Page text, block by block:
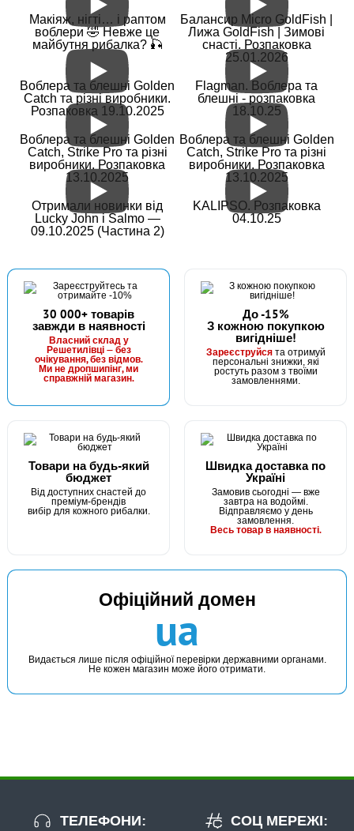
Макіяж, нігті… і раптом
воблери 🤣 Невже це
майбутня рибалка? 🎣
Балансир Micro GoldFish |
Лижа GoldFish | Зимові
снасті. Розпаковка
25.01.2026
Воблера та блешні Golden
Catch та різні виробники.
Розпаковка 19.10.2025
Flagman. Воблера та
блешні - розпаковка
18.10.25
Воблера та блешні Golden
Catch, Strike Pro та різні
виробники. Розпаковка
13.10.2025
Воблера та блешні Golden
Catch, Strike Pro та різні
виробники. Розпаковка
13.10.2025
Отримали новинки від
Lucky John і Salmo —
09.10.2025 (Частина 2)
KALIPSO. Розпаковка
04.10.25
30 000+ товарів
завжди в наявності
Власний склад у
Решетилівці — без
очікування, без відмов.
Ми не дропшипінг, ми
справжній магазин.
До -15%
З кожною покупкою
вигідніше!
Зареєструйсята отримуй
персональні знижки, які
ростуть разом з твоїми
замовленнями.
Товари на будь-який
бюджет
Від доступних снастей до
преміум-брендів
вибір для кожного рибалки.
Швидка доставка по
Україні
Замовив сьогодні — вже
завтра на водоймі.
Відправляємо у день
замовлення.
Весь товар в наявності.
Офіційний домен
ua
Видається лише після офіційної перевірки державними органами.
Не кожен магазин може його отримати.
ТЕЛЕФОНИ: СОЦ МЕРЕЖІ: